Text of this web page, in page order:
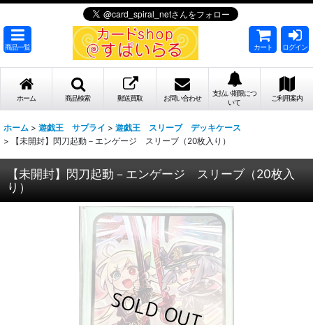
商品一覧 カート ログイン
ホーム 商品検索 郵送買取 お問い合わせ
支払い期限につ
いて
ご利用案内
ホーム > 遊戯王 サプライ > 遊戯王 スリーブ デッキケース
>
【未開封】閃刀起動－エンゲージ スリーブ（20枚入り）
【未開封】閃刀起動－エンゲージ スリーブ（20枚入
り）